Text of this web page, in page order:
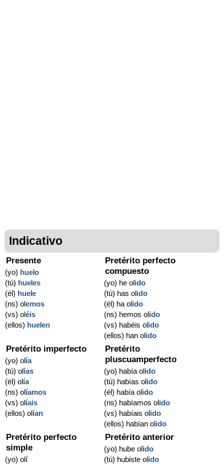
Indicativo
Presente
(yo) huelo
(tú) hueles
(él) huele
(ns) olemos
(vs) oléis
(ellos) huelen
Pretérito perfecto
compuesto
(yo) he olido
(tú) has olido
(él) ha olido
(ns) hemos olido
(vs) habéis olido
(ellos) han olido
Pretérito imperfecto
(yo) olía
(tú) olías
(él) olía
(ns) olíamos
(vs) olíais
(ellos) olían
Pretérito
pluscuamperfecto
(yo) había olido
(tú) habías olido
(él) había olido
(ns) habíamos olido
(vs) habíais olido
(ellos) habían olido
Pretérito perfecto
simple
(yo) olí
Pretérito anterior
(yo) hube olido
(tú) hubiste olido